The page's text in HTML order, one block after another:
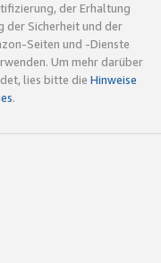
der Erhaltung
der Sicherheit und der
Seiten und -Dienste
Um mehr darüber
lies bitte die Hinweise
.